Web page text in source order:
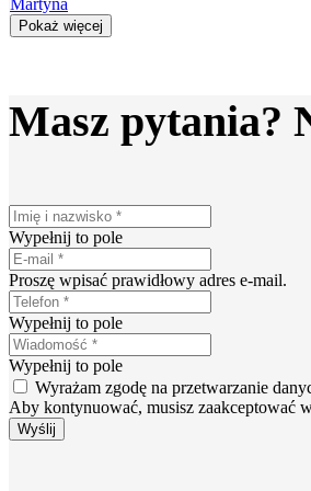
Pokaż więcej
Masz pytania?
Wypełnij to pole
Proszę wpisać prawidłowy adres e-mail.
Wypełnij to pole
Wypełnij to pole
Wyrażam zgodę na przetwarzanie
Aby kontynuować, musisz zaakceptować
Wyślij